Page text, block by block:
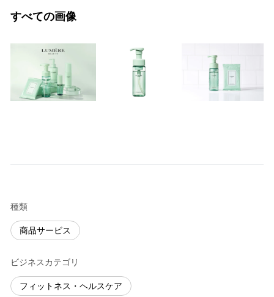
すべての画像
種類
商品サービス
ビジネスカテゴリ
フィットネス・ヘルスケア